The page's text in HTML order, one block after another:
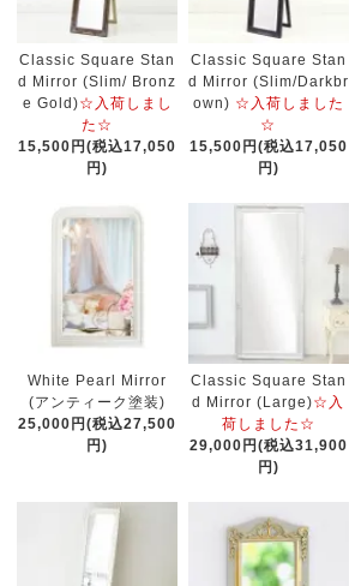
Classic Square Stan
d Mirror (Slim/ Bronz
e Gold)☆入荷しまし
た☆
15,500円(税込17,050
円)
Classic Square Stan
d Mirror (Slim/Darkbr
own) ☆入荷しました
☆
15,500円(税込17,050
円)
White Pearl Mirror
(アンティーク塗装)
25,000円(税込27,500
円)
Classic Square Stan
d Mirror (Large)☆入
荷しました☆
29,000円(税込31,900
円)